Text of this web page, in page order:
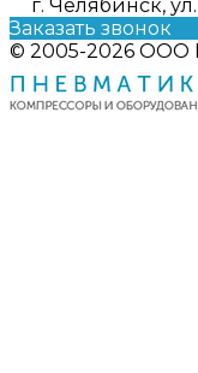
г. Челябинск,
Заказать звонок
© 2005-2026 ООО